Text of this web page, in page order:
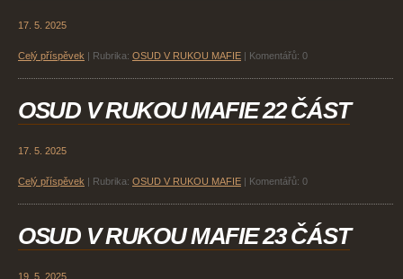
17. 5. 2025
Celý příspěvek Rubrika: OSUD V RUKOU MAFIE Komentářů: 0
OSUD V RUKOU MAFIE 22 ČÁST
17. 5. 2025
Celý příspěvek Rubrika: OSUD V RUKOU MAFIE Komentářů: 0
OSUD V RUKOU MAFIE 23 ČÁST
19. 5. 2025